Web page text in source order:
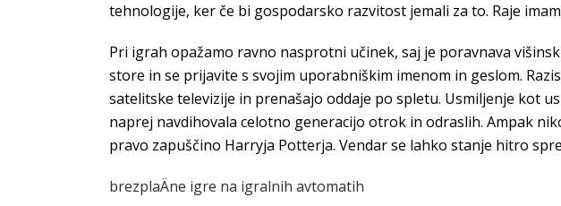
tehnologije, ker če bi gospodarsko razvitost jemali za to. Raje
Pri igrah opažamo ravno nasprotni učinek, saj je poravnava
store in se prijavite s svojim uporabniškim imenom in geslom.
satelitske televizije in prenašajo oddaje po spletu. Usmiljenje kot
naprej navdihovala celotno generacijo otrok in odraslih. Ampak
pravo zapuščino Harryja Potterja. Vendar se lahko stanje hitro
brezplaÄne igre na igralnih avtomatih